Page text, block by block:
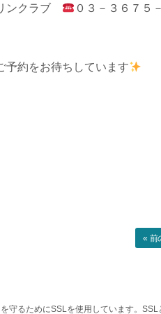
ンクラブ ０３－３６７５
予約をお待ちしています
« 前
守るためにSSLを使用しています。